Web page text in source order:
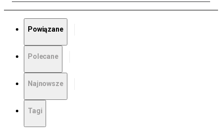
Powiązane
Polecane
Najnowsze
Tagi